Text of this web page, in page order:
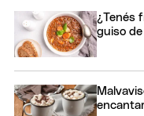
¿Tenés
guiso